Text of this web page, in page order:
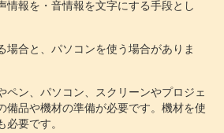
情報を・音情報を文字にする手段とし
場合と、パソコンを使う場合がありま
ペン、パソコン、スクリーンやプロジェ
備品や機材の準備が必要です。機材を使
必要です。